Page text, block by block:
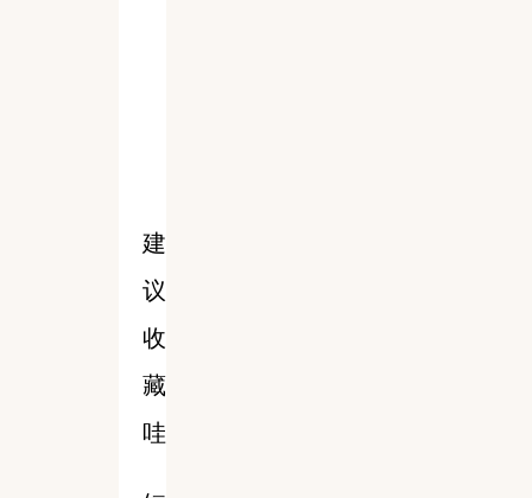
建
议
收
藏
哇